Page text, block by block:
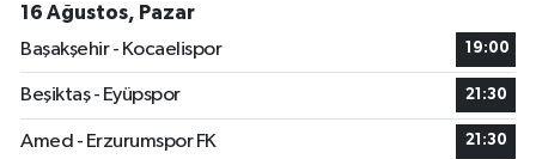
16 Ağustos, Pazar
Başakşehir - Kocaelispor
19:00
Beşiktaş - Eyüpspor 21:30
Amed - Erzurumspor FK 21:30